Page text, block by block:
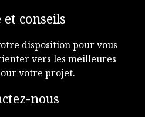
et conseils
disposition pour vous
vers les meilleures
votre projet.
nous